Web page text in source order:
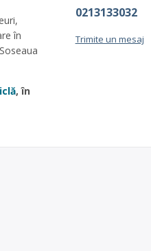
în
, în
0213133032
Trimite un mesaj